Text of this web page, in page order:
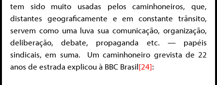
tem sido muito usadas pelos caminhoneiros, que,
distantes geograficamente e em constante trânsito,
servem como uma luva sua comunicação, organização,
deliberação, debate, propaganda etc. — papéis
sindicais, em suma. Um caminhoneiro grevista de 22
anos de estrada explicou à BBC Brasil[24]: